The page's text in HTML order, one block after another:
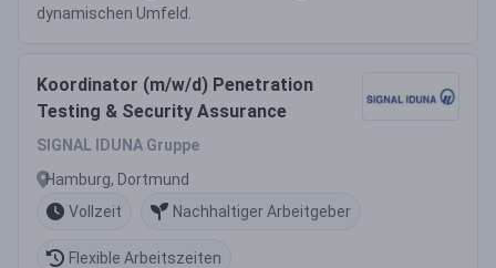
dynamischen Umfeld.
Koordinator (m/w/d) Penetration
Testing & Security Assurance
SIGNAL IDUNA Gruppe
Hamburg, Dortmund
Vollzeit
Nachhaltiger Arbeitgeber
Flexible Arbeitszeiten